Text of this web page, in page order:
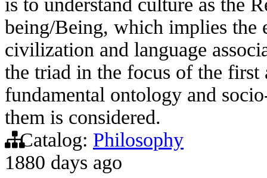
being/Being, which implies the
civilization and language
the triad in the focus of the first
fundamental ontology and
them is considered.
Catalog: Philosophy
1880 days ago